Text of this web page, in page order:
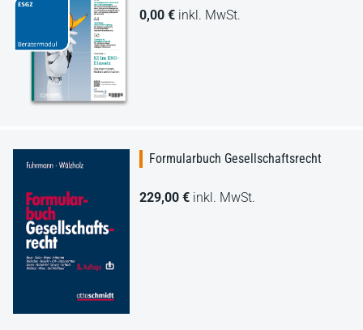
0,00 € inkl. MwSt.
Formularbuch Gesellschaftsrecht
229,00 € inkl. MwSt.